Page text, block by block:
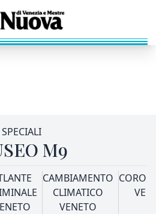
SPECIALI
M9
CAMBIAMENTO
CLIMATICO
VENETO